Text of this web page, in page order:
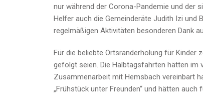
nur während der Corona-Pandemie und der
Helfer auch die Gemeinderäte Judith Izi und
regelmäßigen Aktivitäten besonderen Dank
Für die beliebte Ortsranderholung für Kinder
gefolgt seien. Die Halbtagsfahrten hätten im
Zusammenarbeit mit Hemsbach vereinbart
„Frühstück unter Freunden“ und hätten